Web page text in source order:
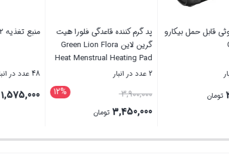
تسکو
اسپیکر بلوتوثی قابل حمل بیکارو
3,720,000 تومان
بستن
پد گرم کننده قاعدگی
Heating Pad
3,900,000
قیمت
بود.
بستن